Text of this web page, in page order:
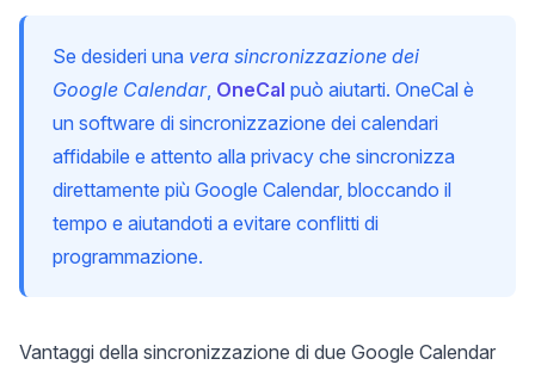
Se desideri una vera sincronizzazione dei
Google Calendar, OneCal può aiutarti. OneCal è
un software di sincronizzazione dei calendari
affidabile e attento alla privacy che sincronizza
direttamente più Google Calendar, bloccando il
tempo e aiutandoti a evitare conflitti di
programmazione.
Vantaggi della sincronizzazione di due Google Calendar